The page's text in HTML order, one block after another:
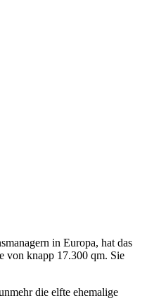
in Europa, hat das
von knapp 17.300 qm. Sie
die elfte ehemalige